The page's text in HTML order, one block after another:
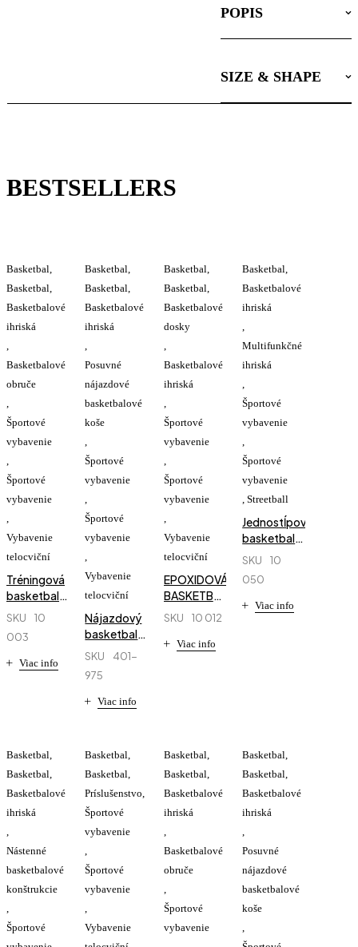
POPIS
SIZE & SHAPE
BESTSELLERS
Basketbal
Basketbal
Basketbalové
ihriská
Basketbalové
obruče
Športové
vybavenie
Športové
vybavenie
Vybavenie
telocviční
Tréningová
basketbalová
obruč
SKU
10
003
Viac info
Basketbal
Basketbal
Basketbalové
ihriská
Posuvné
nájazdové
basketbalové
koše
Športové
vybavenie
Športové
vybavenie
Vybavenie
telocviční
Nájazdový
basketbalový
kôš
´´ rameno
2,44m
SKU
401-
975
Viac info
Basketbal
Basketbal
Basketbalové
dosky
Basketbalové
ihriská
Športové
vybavenie
Športové
vybavenie
Vybavenie
telocviční
EPOXIDOVÁ
BASKETBALOVÁ
DOSKA
CM
SKU 10 012
Viac info
Basketbal
Basketbalové
ihriská
Multifunkčné
ihriská
Športové
vybavenie
Športové
vybavenie
,Streetball
Jednostĺpová
basketbalová
konštrukcia
SKU
10
050
Viac info
Basketbal
Basketbal
Basketbalové
ihriská
Nástenné
basketbalové
konštrukcie
Športové
Basketbal
Basketbal
Príslušenstvo
Športové
vybavenie
Športové
vybavenie
Vybavenie
Basketbal
Basketbal
Basketbalové
ihriská
Basketbalové
obruče
Športové
vybavenie
Basketbal
Basketbal
Basketbalové
ihriská
Posuvné
nájazdové
basketbalové
koše